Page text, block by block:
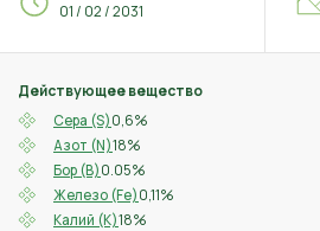
Действующее вещество
Сера (S) 0,6%
Азот (N)18%
Бор (B) 0.05%
Железо (Fe) 0,11%
Калий (K)18%
01 / 02 / 2031